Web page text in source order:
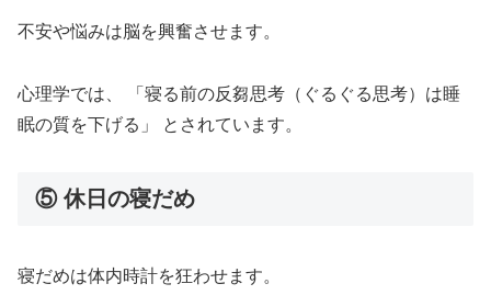
不安や悩みは脳を興奮させます。
心理学では、 「寝る前の反芻思考（ぐるぐる思考）は睡
眠の質を下げる」 とされています。
⑤ 休日の寝だめ
寝だめは体内時計を狂わせます。